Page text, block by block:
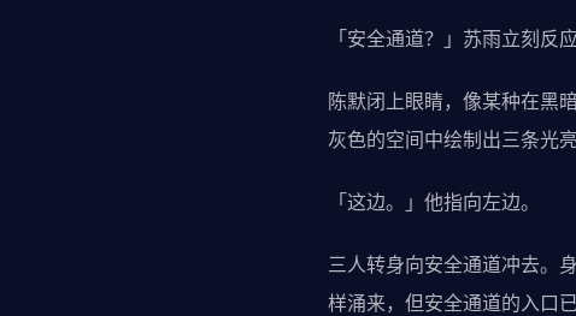
「安全通道？」苏雨立刻反
陈默闭上眼睛，像某种在黑
灰色的空间中绘制出三条光
「这边。」他指向左边。
三人转身向安全通道冲去。
样涌来，但安全通道的入口